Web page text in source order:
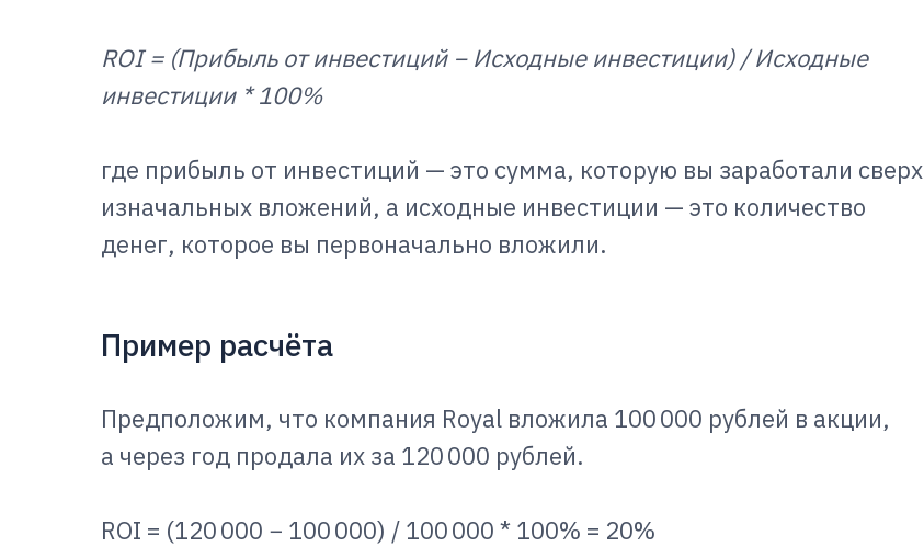
ROI = (Прибыль от инвестиций − Исходные инвестиции) / Исходные
инвестиции * 100%
где прибыль от инвестиций — это сумма, которую вы заработали сверх
изначальных вложений, а исходные инвестиции — это количество
денег, которое вы первоначально вложили.
Пример расчёта
Предположим, что компания Royal вложила 100 000 рублей в акции,
а через год продала их за 120 000 рублей.
ROI = (120 000 − 100 000) / 100 000 * 100% = 20%